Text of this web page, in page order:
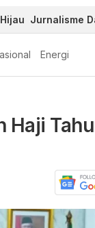
Jurnalisme
Energi
Haji